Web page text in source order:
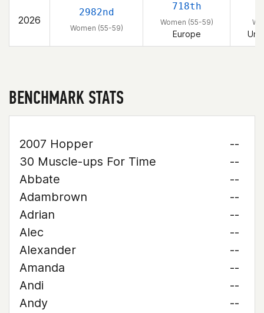
2026
2982nd
Women (55-59)
718th
Women (55-59)
Europe
BENCHMARK STATS
2007 Hopper
--
30 Muscle-ups For Time
--
Abbate
--
Adambrown
--
Adrian
--
Alec
--
Alexander
--
Amanda
--
Andi
--
Andy
--